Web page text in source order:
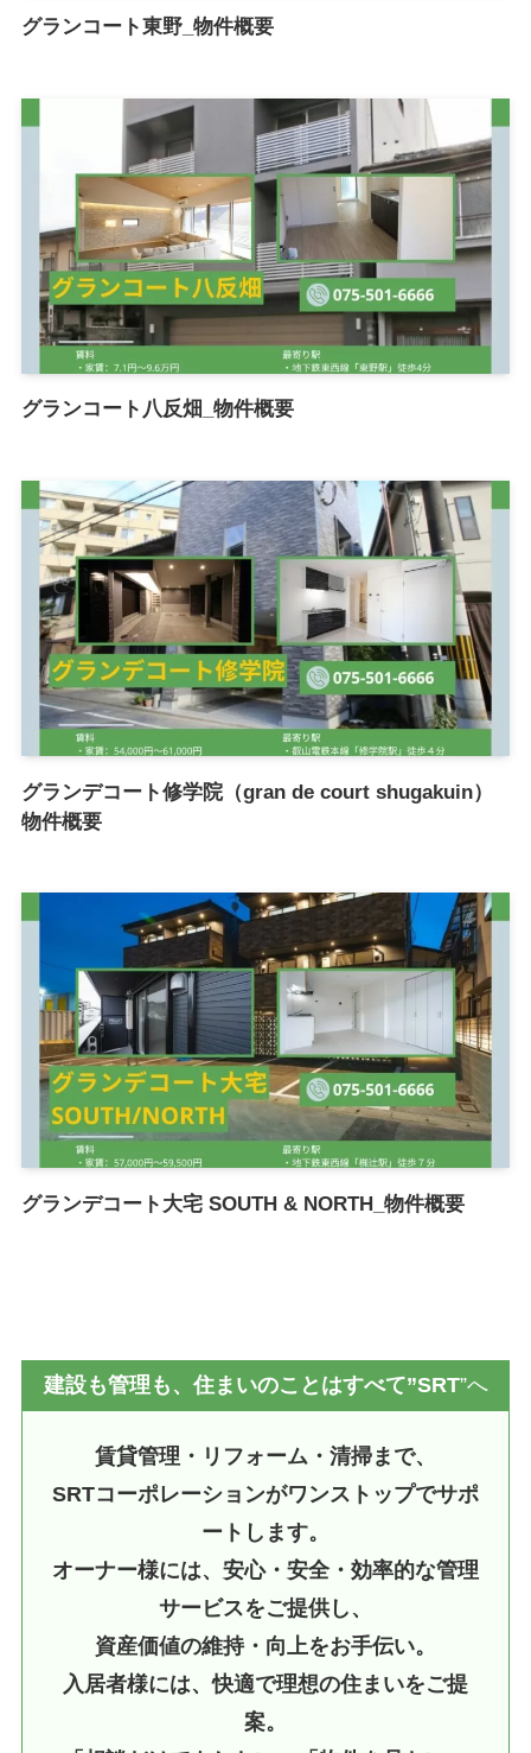
グランコート東野_物件概要
グランコート八反畑_物件概要
グランデコート修学院（gran de court shugakuin）
物件概要
グランデコート大宅 SOUTH & NORTH_物件概要
建設も管理も、住まいのことはすべて”SRT”へ
賃貸管理・リフォーム・清掃まで、
SRTコーポレーションがワンストップでサポ
ートします。
オーナー様には、安心・安全・効率的な管理
サービスをご提供し、
資産価値の維持・向上をお手伝い。
入居者様には、快適で理想の住まいをご提
案。